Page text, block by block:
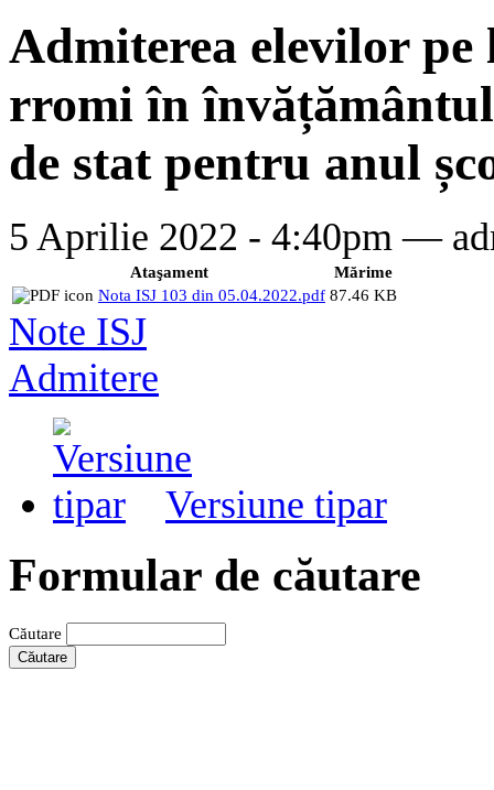
Admiterea elevilor
rromi în
de stat pentru anul
5 Aprilie 2022 - 4:40pm —
Ataşament
Mărime
Nota ISJ 103 din 05.04.2022.pdf 87.46 KB
Note ISJ
Admitere
Versiune tipar
Formular de căutare
Căutare